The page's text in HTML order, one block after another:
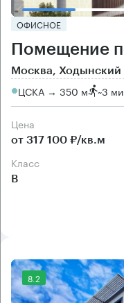
ОФИСНОЕ
Помещение
Москва, Ходынский
ЦСКА → 350 м ~3
Цена
от 317 100 ₽/кв.м
класс
B
8.2